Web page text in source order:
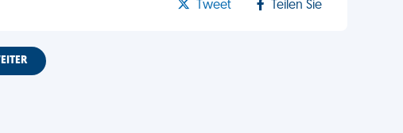
Tweet Teilen Sie